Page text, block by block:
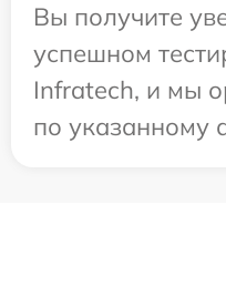
Вы получите
успешном
Infratech, и мы
по указанному